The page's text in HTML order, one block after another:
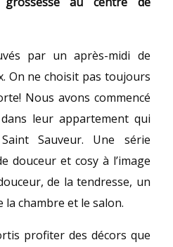
par un après-midi de
On ne choisit pas toujours
Nous avons commencé
leur appartement qui
Sauveur. Une série
douceur et cosy à l’image
de la tendresse, un
chambre et le salon.
profiter des décors que